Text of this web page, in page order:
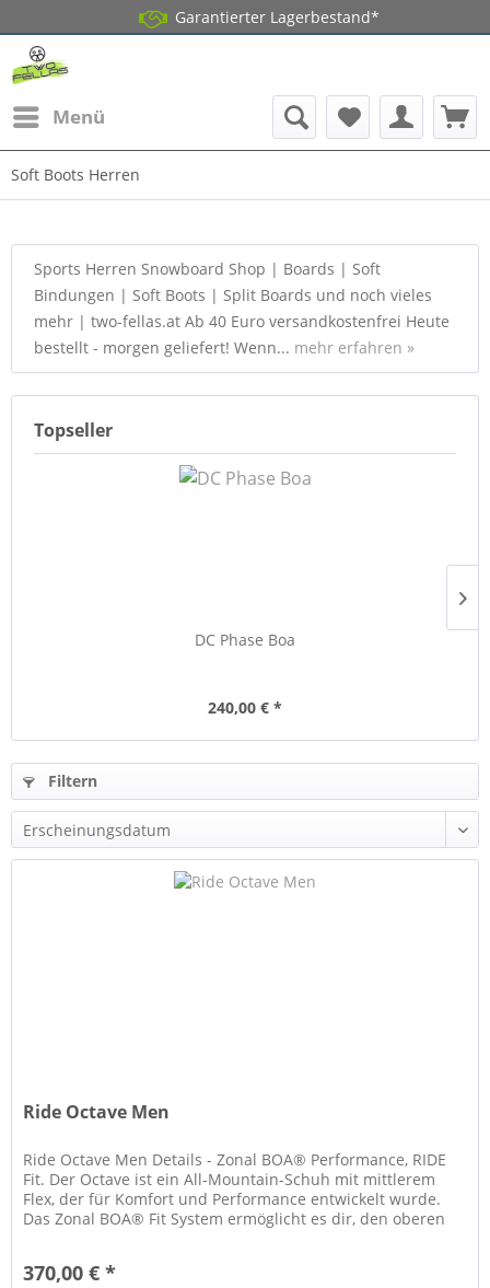
Garantierter Lagerbestand*
Menü
Soft Boots Herren
Sports Herren Snowboard Shop | Boards | Soft
Bindungen | Soft Boots | Split Boards und noch vieles
mehr | two-fellas.at Ab 40 Euro versandkostenfrei Heute
bestellt - morgen geliefert! Wenn... mehr erfahren »
Topseller
DC Phase Boa
240,00 € *
Filtern
Ride Octave Men
Ride Octave Men Details - Zonal BOA® Performance, RIDE
Fit. Der Octave ist ein All-Mountain-Schuh mit mittlerem
Flex, der für Komfort und Performance entwickelt wurde.
Das Zonal BOA® Fit System ermöglicht es dir, den oberen
370,00 € *